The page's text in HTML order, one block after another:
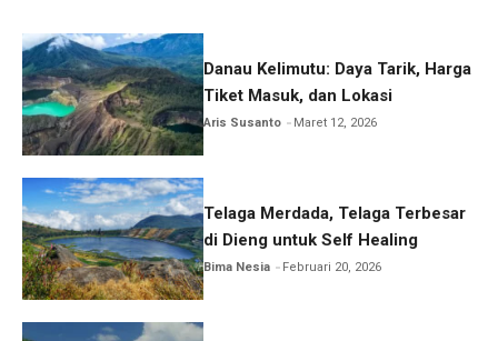
Danau Kelimutu: Daya Tarik, Harga
Tiket Masuk, dan Lokasi
Aris Susanto Maret 12, 2026
Telaga Merdada, Telaga Terbesar
di Dieng untuk Self Healing
Bima Nesia Februari 20, 2026